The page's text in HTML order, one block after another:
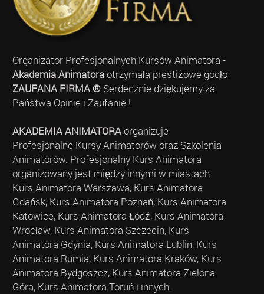
Organizator Profesjonalnych Kursów Animatora -
Akademia Animatoraotrzymała prestiżowe godło
ZAUFANA FIRMA ®Serdecznie dziękujemy za
Państwa Opinie i Zaufanie !
AKADEMIA ANIMATORAorganizuje
Profesjonalne Kursy Animatorów oraz Szkolenia
Animatorów. Profesjonalny Kurs Animatora
organizowany jest między innymi w miastach:
Kurs Animatora Warszawa, Kurs Animatora
Gdańsk, Kurs Animatora Poznań, Kurs Animatora
Katowice, Kurs Animatora Łódź, Kurs Animatora
Wrocław, Kurs Animatora Szczecin, Kurs
Animatora Gdynia, Kurs Animatora Lublin, Kurs
Animatora Rumia, Kurs Animatora Kraków, Kurs
Animatora Bydgoszcz, Kurs Animatora Zielona
Góra, Kurs Animatora Toruń i innych.